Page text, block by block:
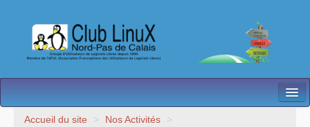
L’Association
Accueil du site > Nos Activités
>